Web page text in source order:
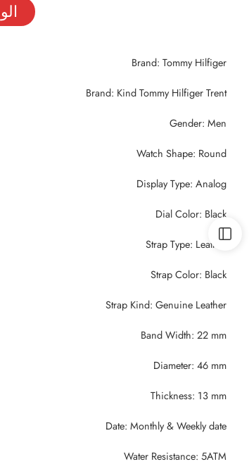
Brand: Tommy Hilfiger
Brand: Kind Tommy Hilfiger Trent
Gender: Men
Watch Shape: Round
Display Type: Analog
Dial Color: Black
Strap Type: Leather
Strap Color: Black
Strap Kind: Genuine Leather
Band Width: 22 mm
Diameter: 46 mm
Thickness: 13 mm
Date: Monthly & Weekly date
Water Resistance: 5ATM